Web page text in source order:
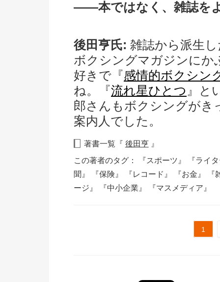
――本ではなく、雑誌を
後田亨氏: 雑誌から派生
ボクシングマガジンにか
好きで『感情的ボクシン
ね。『流れ星ひとつ 』と
郎さんもボクシングがき
案内人でした。
著書一覧『 後田亨』
この著者のタグ：
『スポーツ』
『ライ
聞』
『保険』 『レコード』 『お金』
ージ』
『中小企業』 『マスメディア』
1